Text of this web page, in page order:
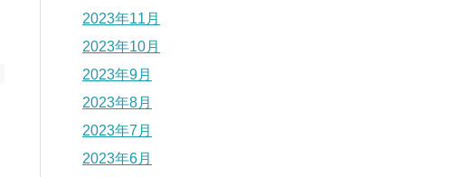
2023年11月
2023年10月
2023年9月
2023年8月
2023年7月
2023年6月